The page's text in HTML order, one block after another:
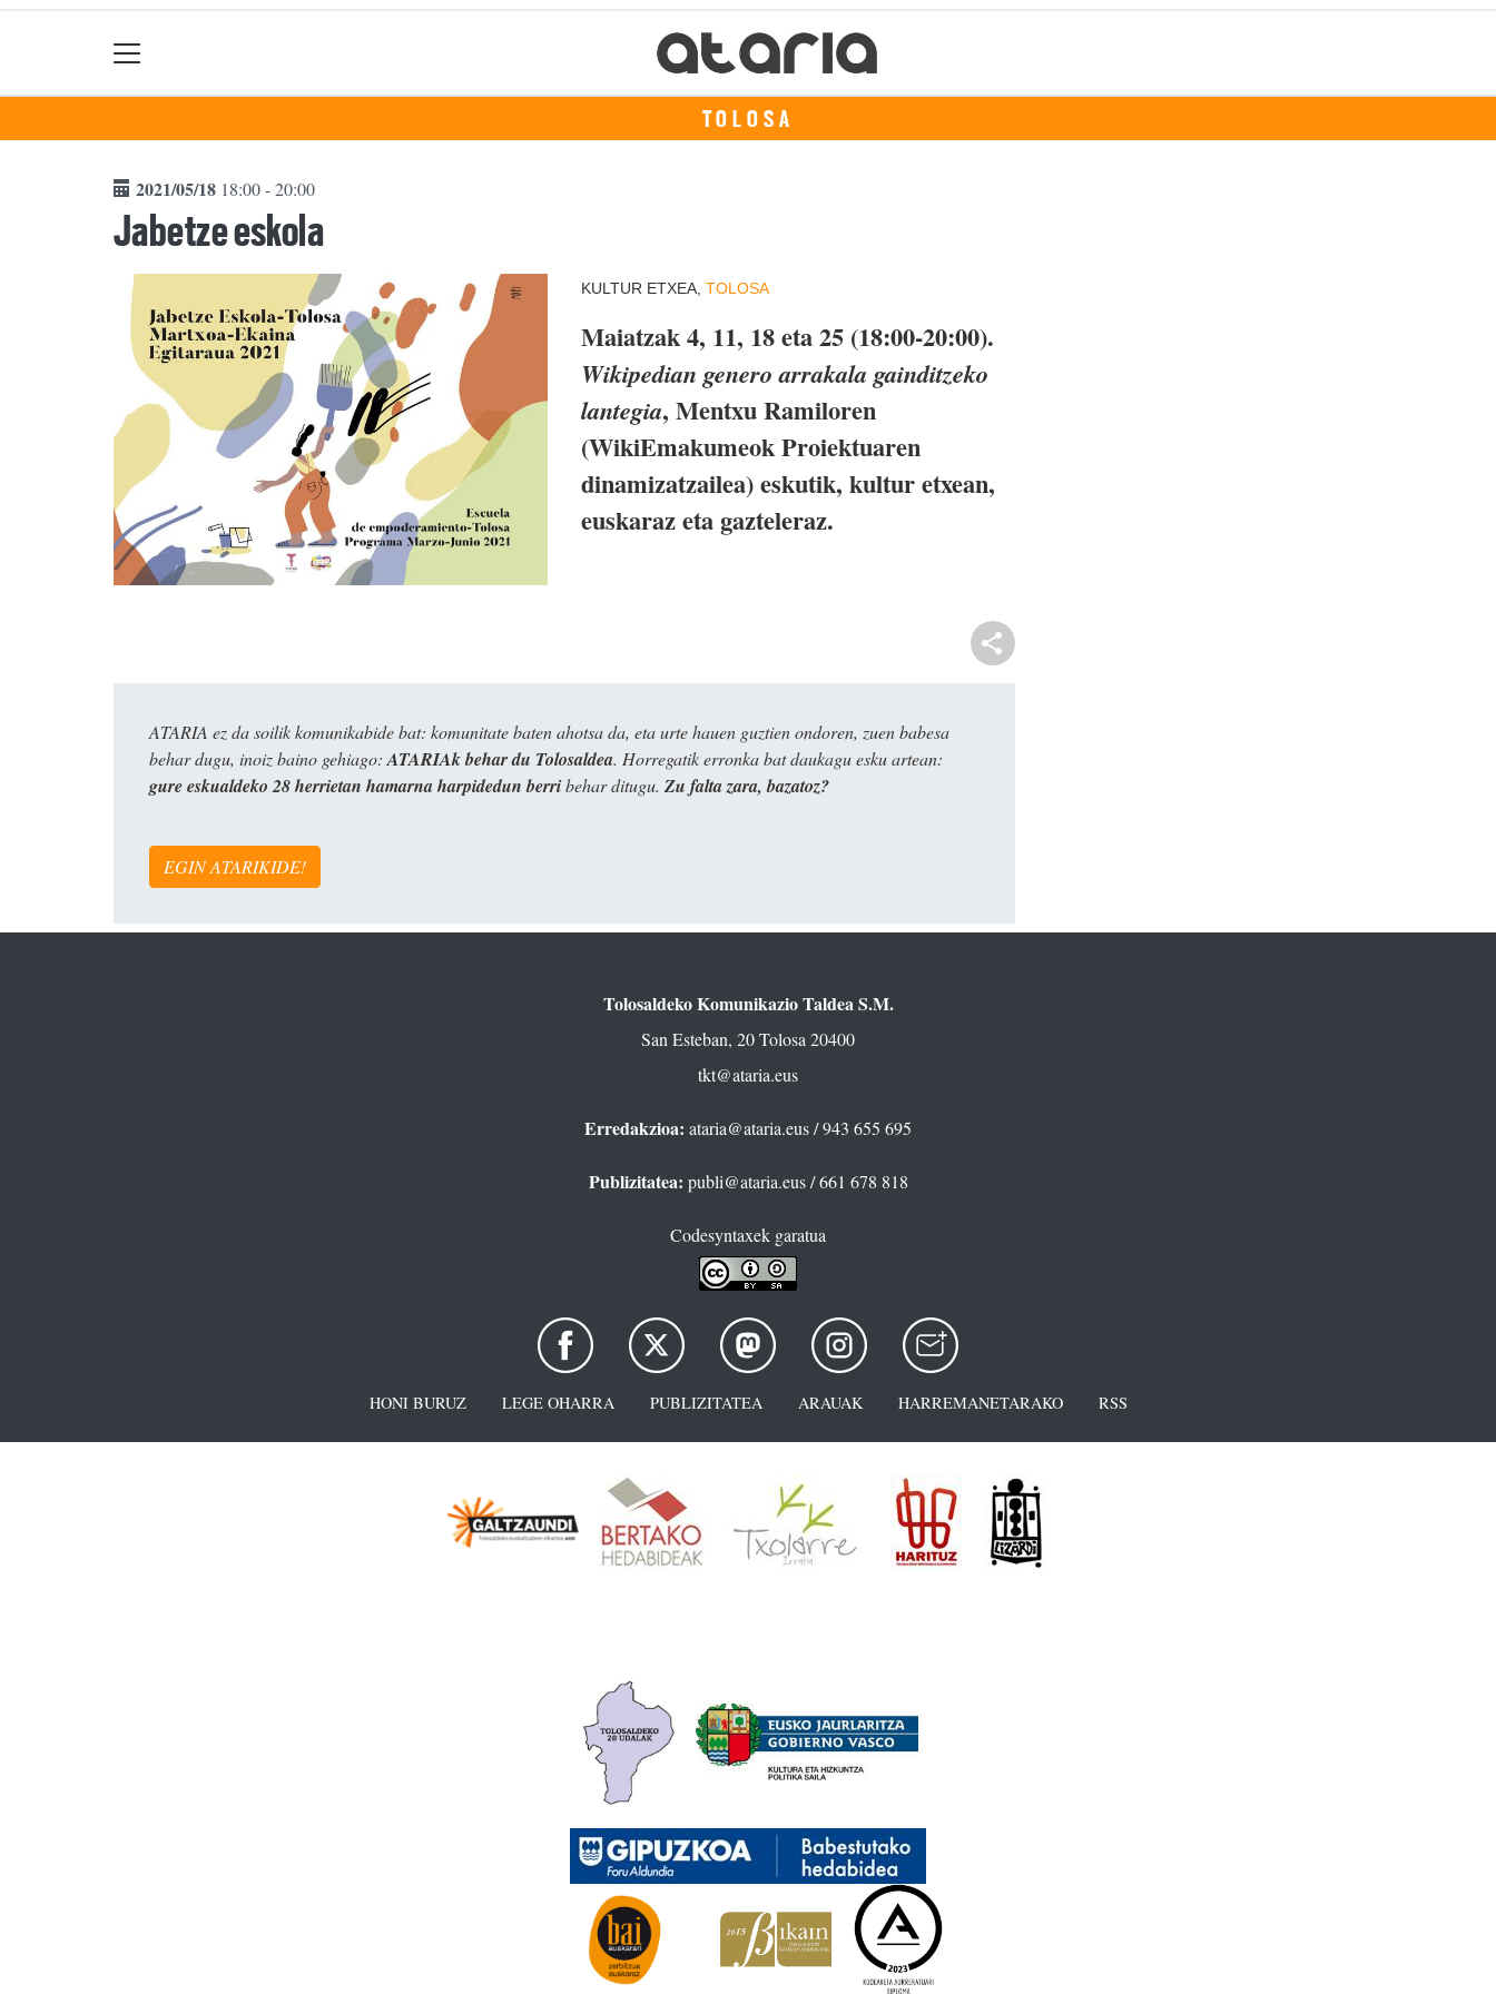
TOLOSA
2021/05/18 18:00 - 20:00
Jabetze eskola
KULTUR ETXEA, TOLOSA
Maiatzak 4, 11, 18 eta 25 (18:00-20:00).
Wikipedian genero arrakala gainditzeko
lantegia, Mentxu Ramiloren
(WikiEmakumeok Proiektuaren
dinamizatzailea) eskutik, kultur etxean,
euskaraz eta gazteleraz.
ATARIA ez da soilik komunikabide bat: komunitate baten ahotsa da, eta urte hauen guztien ondoren, zuen babesa
behar dugu, inoiz baino gehiago: ATARIAk behar du Tolosaldea. Horregatik erronka bat daukagu esku artean:
gure eskualdeko 28 herrietan hamarna harpidedun berribehar ditugu. Zu falta zara, bazatoz?
EGIN ATARIKIDE!
Tolosaldeko Komunikazio Taldea S.M.
San Esteban, 20 Tolosa 20400
tkt@ataria.eus
Erredakzioa: ataria@ataria.eus/ 943 655 695
Publizitatea: publi@ataria.eus/ 661 678 818
Codesyntaxek garatua
HONI BURUZ LEGE OHARRA PUBLIZITATEA ARAUAK HARREMANETARAKO RSS